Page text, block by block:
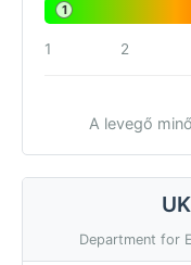
1
1 2
A levegő
Department for